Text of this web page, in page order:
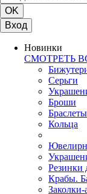
Вход
Новинки
СМОТРЕТЬ
Серьги
Броши
Браслеты
Кольца
Резинки
Крабы.